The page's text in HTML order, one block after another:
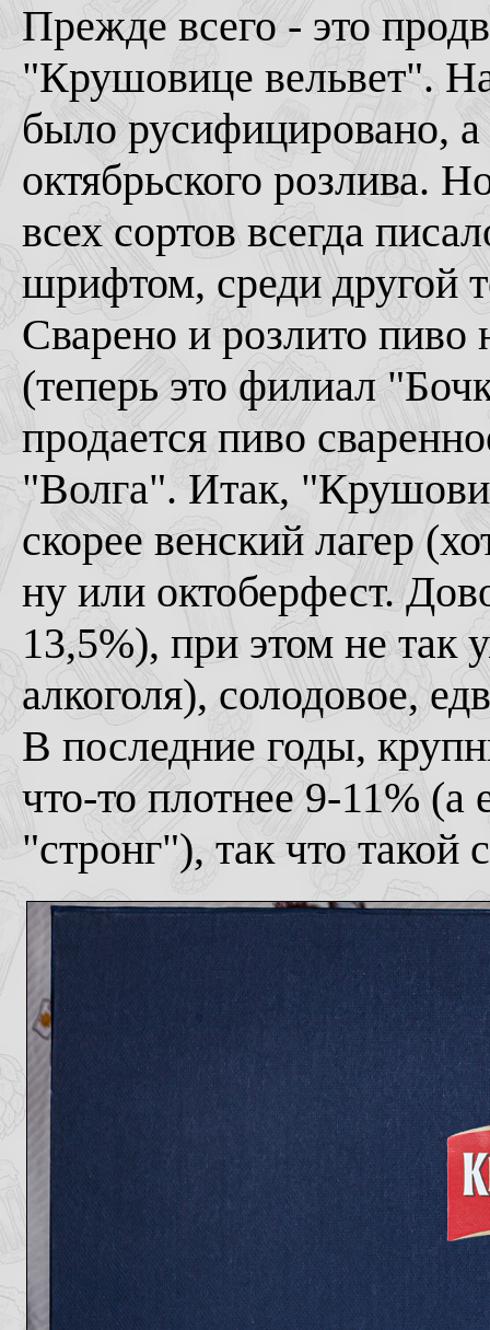
Прежде всего - это
"Крушовице вельвет".
было русифицировано,
октябрьского розлива.
всех сортов всегда
шрифтом, среди другой
Сварено и розлито пиво
(теперь это филиал
продается пиво
"Волга". Итак,
скорее венский лагер
ну или октоберфест.
13,5%), при этом не
алкоголя), солодовое,
В последние годы,
что-то плотнее 9-11% (а
"стронг"), так что такой